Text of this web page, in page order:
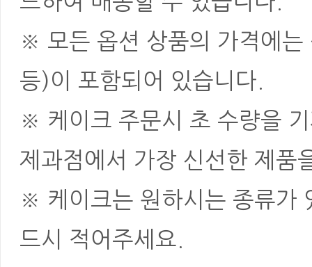
※ 모든 옵션 상품의 가격에는
등)이 포함되어 있습니다.
※ 케이크 주문시 초 수량을
제과점에서 가장 신선한 제품
※ 케이크는 원하시는 종류가
드시 적어주세요.